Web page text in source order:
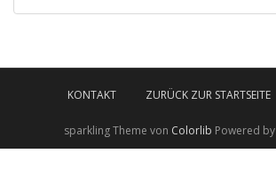
KONTAKT ZURÜCK ZUR STARTSEITE
sparkling Theme von Colorlib Powered by